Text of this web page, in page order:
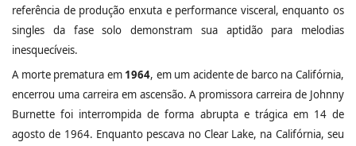
referência de produção enxuta e performance visceral, enquanto os
singles da fase solo demonstram sua aptidão para melodias
inesquecíveis.
A morte prematura em 1964, em um acidente de barco na Califórnia,
encerrou uma carreira em ascensão. A promissora carreira de Johnny
Burnette foi interrompida de forma abrupta e trágica em 14 de
agosto de 1964. Enquanto pescava no Clear Lake, na Califórnia, seu